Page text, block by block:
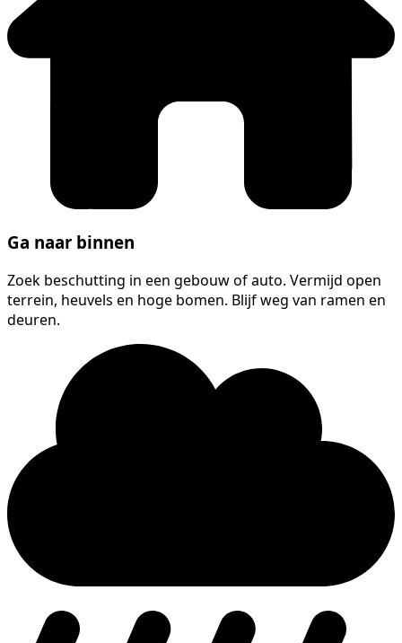
Ga naar binnen
Zoek beschutting in een gebouw of auto. Vermijd open
terrein, heuvels en hoge bomen. Blijf weg van ramen en
deuren.